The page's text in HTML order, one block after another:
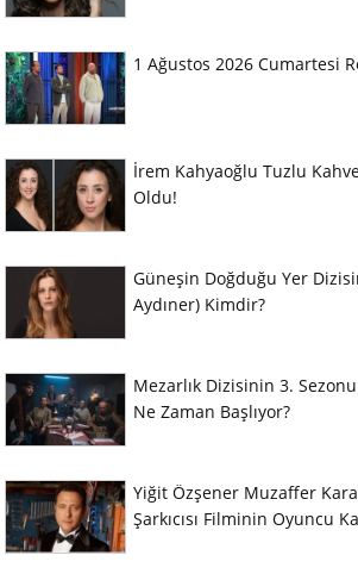
1 Ağustos 2026 Cumartesi
İrem Kahyaoğlu Tuzlu
Oldu!
Güneşin Doğduğu Yer
Aydıner) Kimdir?
Mezarlık Dizisinin 3.
Ne Zaman Başlıyor?
Yiğit Özşener Muzaffer
Şarkıcısı Filminin Oyuncu